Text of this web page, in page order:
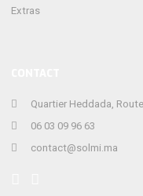
Quartier Heddada,
06 03 09 96 63
contact@solmi.ma
Extras